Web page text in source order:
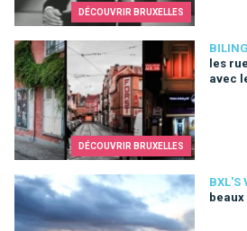
DÉCOUVRIR BRUXELLES
DÉCOUVRIR BRUXELLES
les
avec
Quand les rues bruxelloises jouent
BXL'S
Top 10 des plus beaux panoramas